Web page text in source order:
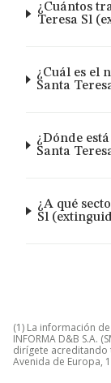
¿Cuántos
Teresa Sl
¿Cuál es el
Santa
¿Dónde
Santa
¿A qué
Sl
(1) La información
INFORMA D&B S.A.
dirígete acreditando
Avenida de Europa,